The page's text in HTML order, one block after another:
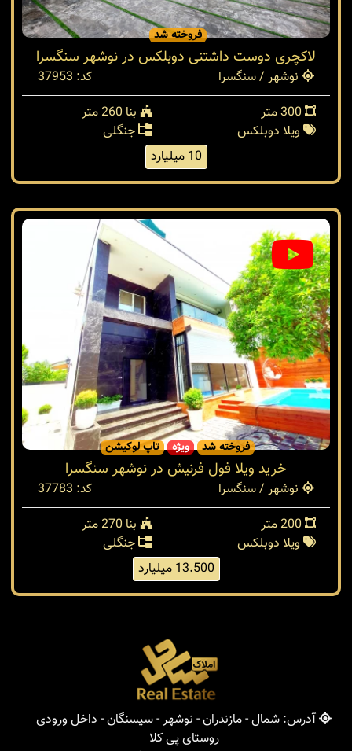
فروخته شد
لاکچری دوست داشتنی دوبلکس در نوشهر سنگسرا
نوشهر / سنگسرا
کد: 37953
بنا 260 متر
ویلا دوبلکس
جنگلی
10 میلیارد
فروخته شد ویژه تاپ لوکیشن
خرید ویلا فول فرنیش در نوشهر سنگسرا
نوشهر / سنگسرا
کد: 37783
بنا 270 متر
ویلا دوبلکس
جنگلی
13.500 میلیارد
آدرس: شمال - مازندران - نوشهر - سیسنگان - داخل ورودی
روستای پی کلا